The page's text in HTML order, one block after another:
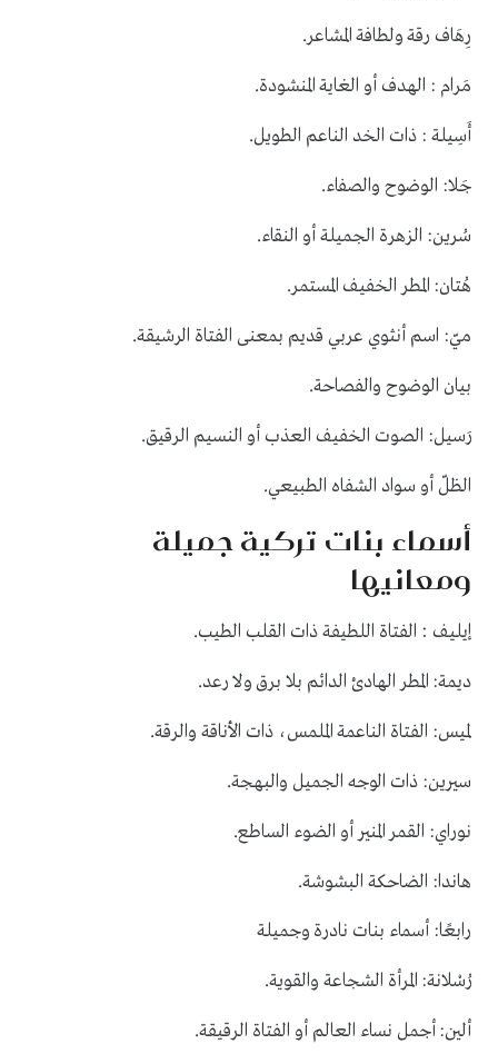
رِهَاف رقة ولطافة المشاعر.
مَرام : الهدف أو الغاية المنشودة.
أَسِيلة : ذات الخد الناعم الطويل.
جَلا: الوضوح والصفاء.
سُرين: الزهرة الجميلة أو النقاء.
هُتان: المطر الخفيف المستمر.
ميّ: اسم أنثوي عربي قديم بمعنى الفتاة الرشيقة.
بيان الوضوح والفصاحة.
رَسيل: الصوت الخفيف العذب أو النسيم الرقيق.
الظلّ أو سواد الشفاه الطبيعي.
أسماء بنات تركية جميلة
ومعانيها
إيليف : الفتاة اللطيفة ذات القلب الطيب.
ديمة: المطر الهادئ الدائم بلا برق ولا رعد.
لميس: الفتاة الناعمة الملمس، ذات الأناقة والرقة.
سيرين: ذات الوجه الجميل والبهجة.
نوراي: القمر المنير أو الضوء الساطع.
هاندا: الضاحكة البشوشة.
رابعًا: أسماء بنات نادرة وجميلة
رُسْلانة: المرأة الشجاعة والقوية.
ألين: أجمل نساء العالم أو الفتاة الرقيقة.